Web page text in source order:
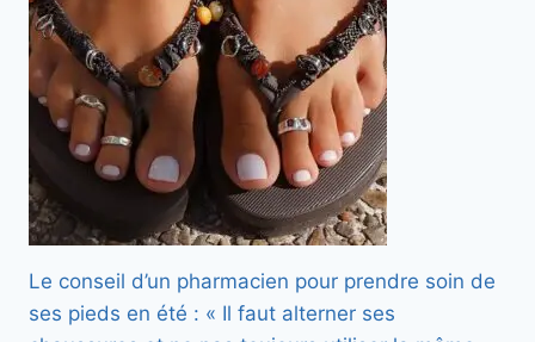
Le conseil d’un pharmacien pour prendre soin de
ses pieds en été : « Il faut alterner ses